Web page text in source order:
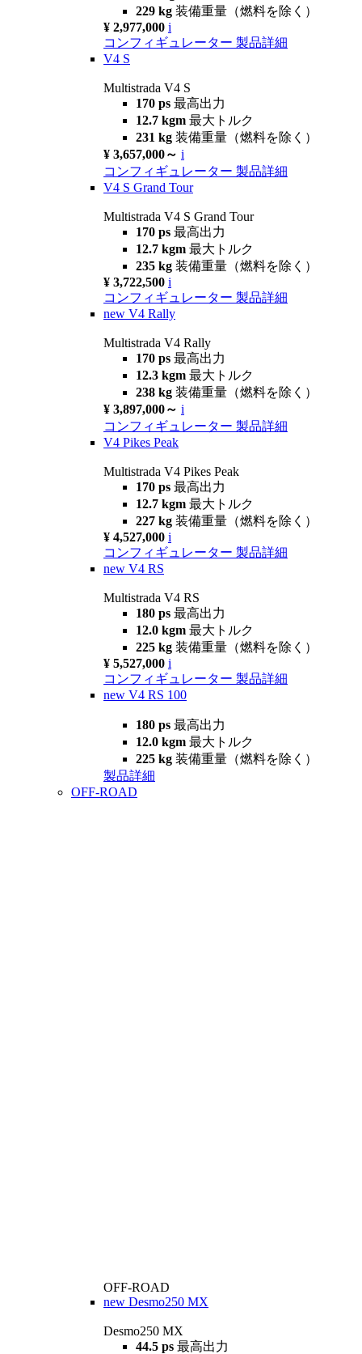
229 kg 装備重量（燃料を除く）
¥ 2,977,000 i
コンフィギュレーター 製品詳細
V4 S
Multistrada V4 S
170 ps 最高出力
12.7 kgm 最大トルク
231 kg 装備重量（燃料を除く）
¥ 3,657,000～ i
コンフィギュレーター 製品詳細
V4 S Grand Tour
Multistrada V4 S Grand Tour
170 ps 最高出力
12.7 kgm 最大トルク
235 kg 装備重量（燃料を除く）
¥ 3,722,500 i
コンフィギュレーター 製品詳細
new V4 Rally
Multistrada V4 Rally
170 ps 最高出力
12.3 kgm 最大トルク
238 kg 装備重量（燃料を除く）
¥ 3,897,000～ i
コンフィギュレーター 製品詳細
V4 Pikes Peak
Multistrada V4 Pikes Peak
170 ps 最高出力
12.7 kgm 最大トルク
227 kg 装備重量（燃料を除く）
¥ 4,527,000 i
コンフィギュレーター 製品詳細
new V4 RS
Multistrada V4 RS
180 ps 最高出力
12.0 kgm 最大トルク
225 kg 装備重量（燃料を除く）
¥ 5,527,000 i
コンフィギュレーター 製品詳細
new V4 RS 100
180 ps 最高出力
12.0 kgm 最大トルク
225 kg 装備重量（燃料を除く）
製品詳細
OFF-ROAD
OFF-ROAD
new Desmo250 MX
Desmo250 MX
44.5 ps 最高出力